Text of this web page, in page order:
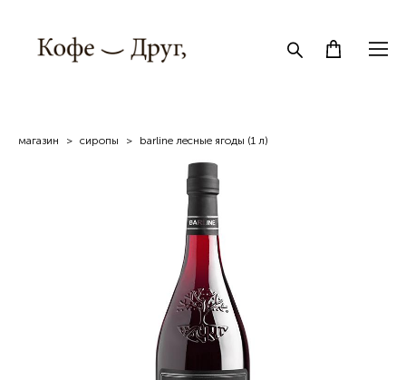
магазин > сиропы > barline лесные ягоды (1 л)